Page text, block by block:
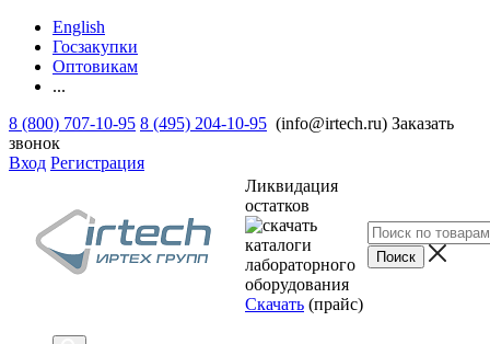
English
Госзакупки
Оптовикам
...
8 (800) 707-10-95 8 (495) 204-10-95 (info@irtech.ru) Заказать
звонок
Вход Регистрация
Ликвидация
остатков
Скачать (прайс)